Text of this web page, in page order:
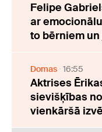
Felipe
ar
to bērniem
Domas 16:55
Aktrises
sievišķības
vienkāršā